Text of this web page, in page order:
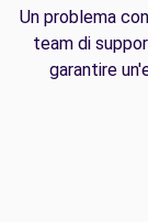
Un problema
team di
garantire